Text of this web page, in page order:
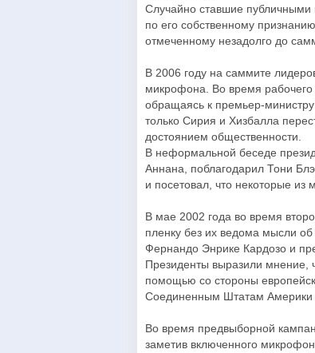
Случайно ставшие публичными
по его собственному
отмеченному незадолго до
В 2006 году на саммите
микрофона. Во время рабочего
обращаясь к премьер-
только Сирия и Хизбалла
достоянием общественности.
В неформальной беседе
Аннана, поблагодарил Тони
и посетовал, что некоторые из
В мае 2002 года во время
пленку без их ведома мысли
Фернандо Энрике Кардозо и
Президенты выразили мнение,
помощью со стороны
Соединенным Штатам Америки
Во время предвыборной
заметив включенного